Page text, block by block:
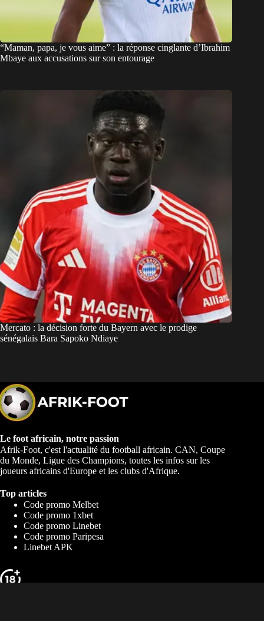
“Maman, papa, je vous aime” : la réponse cinglante d’Ibrahim
Mbaye aux accusations sur son entourage
Mercato : la décision forte du Bayern avec le prodige
sénégalais Bara Sapoko Ndiaye
Le foot africain, notre passion
Afrik-Foot, c'est l'actualité du football africain. CAN, Coupe
du Monde, Ligue des Champions, toutes les infos sur les
joueurs africains d'Europe et les clubs d'Afrique.
Top articles
Code promo Melbet
Code promo 1xbet
Code promo Linebet
Code promo Paripesa
Linebet APK